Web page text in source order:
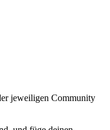
jeweiligen Community